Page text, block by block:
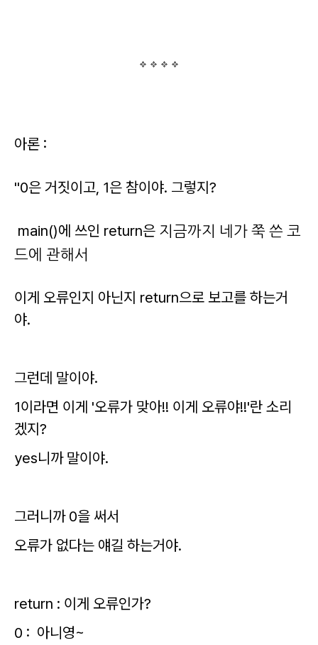
아론 :
"0은 거짓이고, 1은 참이야. 그렇지?
main()에 쓰인 return은 지금까지 네가 쭉 쓴 코
드에 관해서
이게 오류인지 아닌지 return으로 보고를 하는거
야.
그런데 말이야.
1이라면 이게 '오류가 맞아!! 이게 오류야!!'란 소리
겠지?
yes니까 말이야.
그러니까 0을 써서
오류가 없다는 얘길 하는거야.
return : 이게 오류인가?
0 : 아니영~